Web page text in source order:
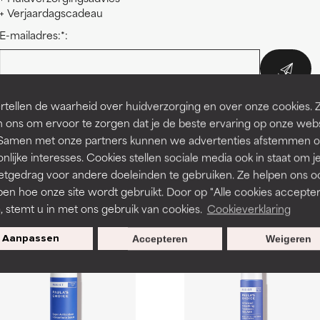
de waarheid over huidverzorging en over onze cookies.
ons om ervoor te zorgen dat je de beste ervaring op onze
met onze partners kunnen we advertenties afstemmen
interesses. Cookies stellen sociale media ook in staat om je
voor andere doeleinden te gebruiken. Ze helpen ons
hoe onze site wordt gebruikt. Door op "Alle cookies
stemt u in met ons gebruik van cookies. Cookieverklaring
Aanpassen Weigeren
Accepteren
+ Verjaardagscadeau
E-mailadres:*:
*Door je in te schrijven voor deze online cursus abonneer je je ook op de
ook € 10 korting op je volgende aankoop boven de € 40.
Aanbevolen producten